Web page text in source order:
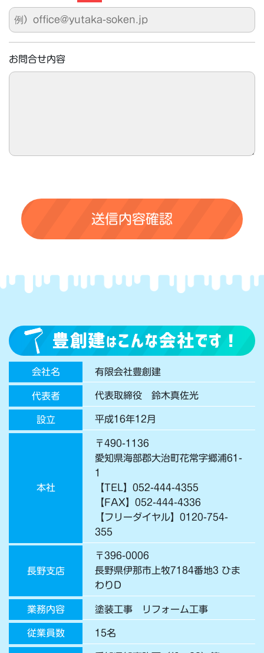
お問合せ内容
会社名 有限会社豊創建
代表者 代表取締役 鈴木真佐光
設立 平成16年12月
本社
〒490-1136
愛知県海部郡大治町花常字郷浦61-
1
【TEL】052-444-4355
【FAX】052-444-4336
【フリーダイヤル】0120-754-
355
長野支店
〒396-0006
長野県伊那市上牧7184番地3 ひま
わりD
業務内容 塗装工事 リフォーム工事
従業員数 15名